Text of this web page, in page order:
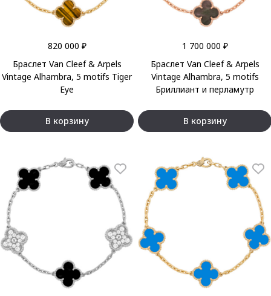
820 000 ₽
Браслет Van Cleef & Arpels
Vintage Alhambra, 5 motifs Tiger
Eye
В корзину
1 700 000 ₽
Браслет Van Cleef & Arpels
Vintage Alhambra, 5 motifs
Бриллиант и перламутр
В корзину